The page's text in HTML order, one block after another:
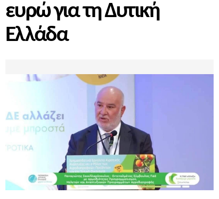
ευρώ για τη Δυτική
Ελλάδα